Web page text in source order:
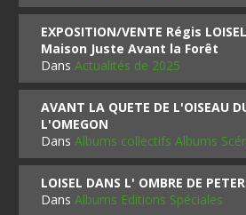
EXPOSITION/VENTE Régis
Maison Juste Avant la Forêt
DansActualités de 2025
AVANT LA QUETE DE L'OISEAU
L'OMEGON
DansAlbums collectifs Albums
LOISEL DANS L' OMBRE DE
DansAlbums Editions Spéciales